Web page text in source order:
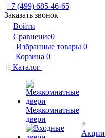
+7 (499) 685-46-65
Заказать звонок
Войти
Сравнение0
Избранные товары 0
Корзина 0
Каталог
Межкомнатные
двери
Акции